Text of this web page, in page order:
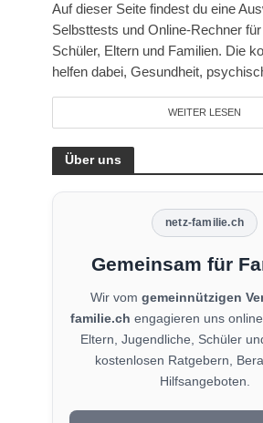
Auf dieser Seite findest du eine
Selbsttests und Online-Rechner
Schüler, Eltern und Familien. Die
helfen dabei, Gesundheit,
WEITER LESEN
Über uns
netz-familie.ch
Gemeinsam für
Wir vom gemeinnützigen
familie.ch engagieren uns
Eltern, Jugendliche, Schüler
kostenlosen Ratgebern,
Hilfsangeboten.